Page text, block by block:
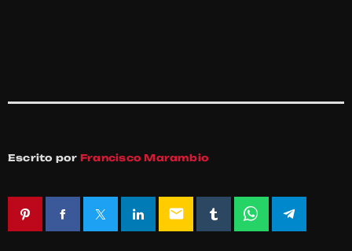
Escrito por Francisco Marambio
email